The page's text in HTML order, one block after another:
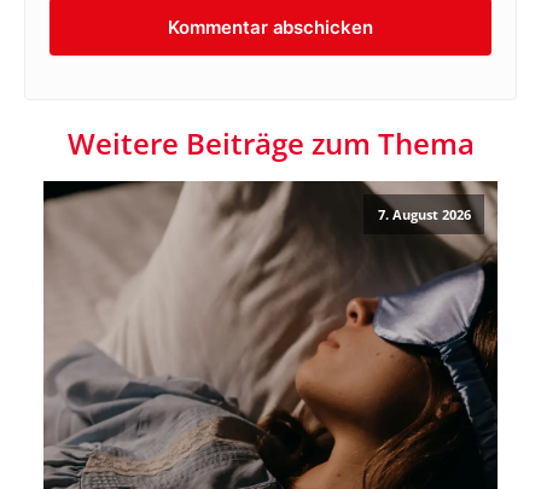
Weitere Beiträge zum Thema
7. August 2026